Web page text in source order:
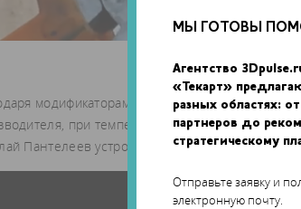
МЫ ГОТОВЫ
Агентство
«Текарт»
разных областях:
партнеров до
стратегическому
Отправьте заявку и
электронную почту.
модификаторам филамент обладает
при температуре печати 250
Пантелеев устроил пластику PLA PRO